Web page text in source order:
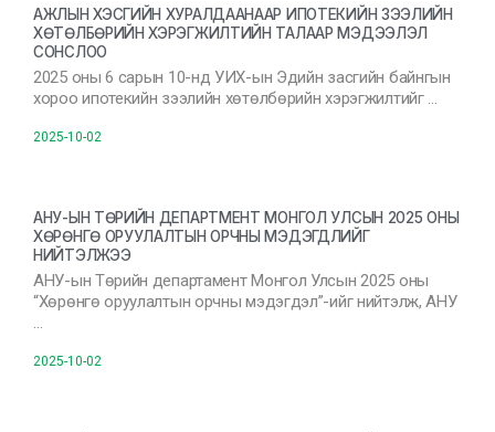
АЖЛЫН ХЭСГИЙН ХУРАЛДААНААР ИПОТЕКИЙН ЗЭЭЛИЙН
ХӨТӨЛБӨРИЙН ХЭРЭГЖИЛТИЙН ТАЛААР МЭДЭЭЛЭЛ
СОНСЛОО
2025 оны 6 сарын 10-нд УИХ-ын Эдийн засгийн байнгын
хороо ипотекийн зээлийн хөтөлбөрийн хэрэгжилтийг …
2025-10-02
АНУ-ЫН ТӨРИЙН ДЕПАРТМЕНТ МОНГОЛ УЛСЫН 2025 ОНЫ
ХӨРӨНГӨ ОРУУЛАЛТЫН ОРЧНЫ МЭДЭГДЛИЙГ
НИЙТЭЛЖЭЭ
АНУ-ын Төрийн департамент Монгол Улсын 2025 оны
“Хөрөнгө оруулалтын орчны мэдэгдэл”-ийг нийтэлж, АНУ
…
2025-10-02